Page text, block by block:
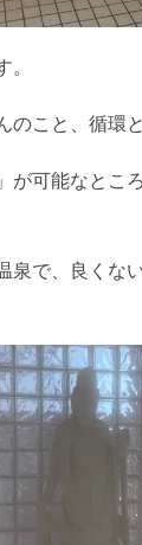
。
のこと、循環
が可能なとこ
泉で、良くな